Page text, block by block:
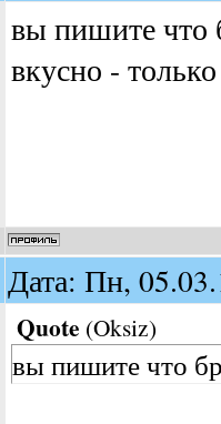
вы пишите что
вкусно -
Дата: Пн,
Quote (Oksiz)
вы пишите что